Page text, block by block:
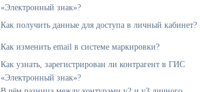
«Электронный знак»?
Как получить данные для доступа в личный кабинет?
Как изменить email в системе маркировки?
Как узнать, зарегистрирован ли контрагент в ГИС
«Электронный знак»?